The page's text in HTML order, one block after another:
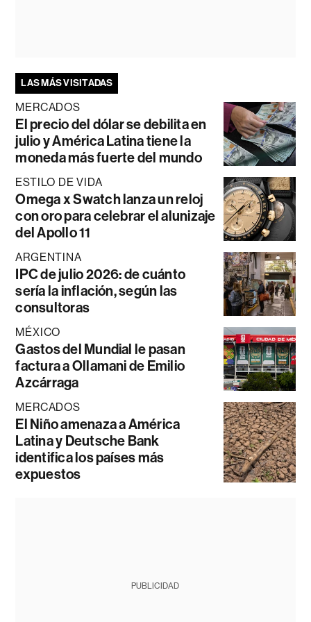
LAS MÁS VISITADAS
MERCADOS
El precio del dólar se debilita en
julio y América Latina tiene la
moneda más fuerte del mundo
ESTILO DE VIDA
Omega x Swatch lanza un reloj
con oro para celebrar el alunizaje
del Apollo 11
ARGENTINA
IPC de julio 2026: de cuánto
sería la inflación, según las
consultoras
MÉXICO
Gastos del Mundial le pasan
factura a Ollamani de Emilio
Azcárraga
MERCADOS
El Niño amenaza a América
Latina y Deutsche Bank
identifica los países más
expuestos
PUBLICIDAD